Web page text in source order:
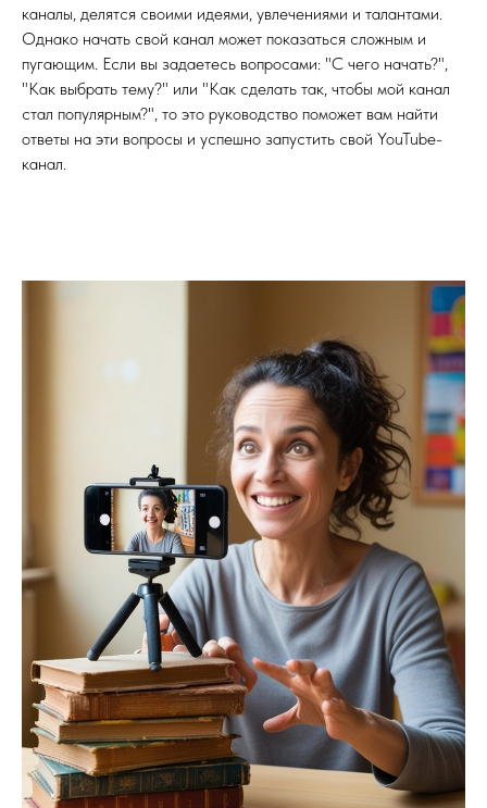
каналы, делятся своими идеями, увлечениями и талантами.
Однако начать свой канал может показаться сложным и
пугающим. Если вы задаетесь вопросами: "С чего начать?",
"Как выбрать тему?" или "Как сделать так, чтобы мой канал
стал популярным?", то это руководство поможет вам найти
ответы на эти вопросы и успешно запустить свой YouTube-
канал.